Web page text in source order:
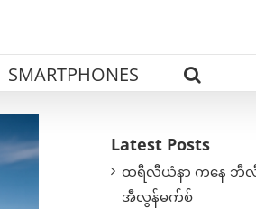
SMARTPHONES
Latest Posts
ထရီလီယံနာ ကနေ ဘီလီ
အီလွန်မက်စ်